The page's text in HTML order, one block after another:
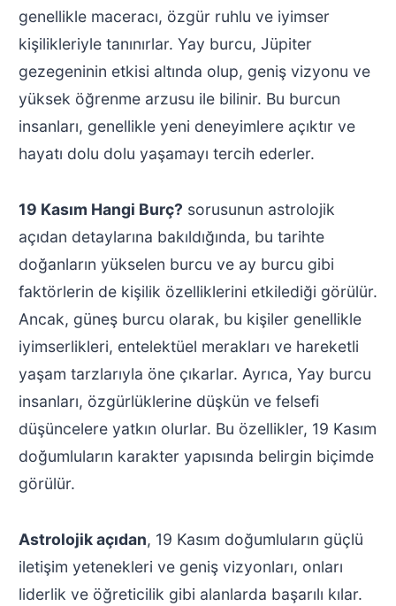
genellikle maceracı, özgür ruhlu ve iyimser
kişilikleriyle tanınırlar. Yay burcu, Jüpiter
gezegeninin etkisi altında olup, geniş vizyonu ve
yüksek öğrenme arzusu ile bilinir. Bu burcun
insanları, genellikle yeni deneyimlere açıktır ve
hayatı dolu dolu yaşamayı tercih ederler.
19 Kasım Hangi Burç? sorusunun astrolojik
açıdan detaylarına bakıldığında, bu tarihte
doğanların yükselen burcu ve ay burcu gibi
faktörlerin de kişilik özelliklerini etkilediği görülür.
Ancak, güneş burcu olarak, bu kişiler genellikle
iyimserlikleri, entelektüel merakları ve hareketli
yaşam tarzlarıyla öne çıkarlar. Ayrıca, Yay burcu
insanları, özgürlüklerine düşkün ve felsefi
düşüncelere yatkın olurlar. Bu özellikler, 19 Kasım
doğumluların karakter yapısında belirgin biçimde
görülür.
Astrolojik açıdan, 19 Kasım doğumluların güçlü
iletişim yetenekleri ve geniş vizyonları, onları
liderlik ve öğreticilik gibi alanlarda başarılı kılar.